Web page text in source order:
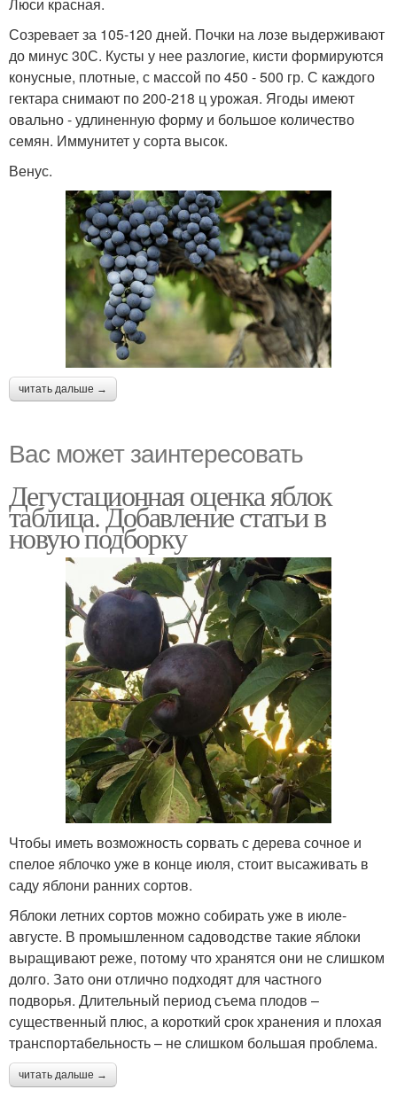
Созревает за 105-120 дней. Почки на лозе выдерживают
до минус 30С. Кусты у нее разлогие, кисти формируются
конусные, плотные, с массой по 450 - 500 гр. С каждого
гектара снимают по 200-218 ц урожая. Ягоды имеют
овально - удлиненную форму и большое количество
семян. Иммунитет у сорта высок.
Венус.
читать дальше →
Вас может заинтересовать
Дегустационная оценка яблок
таблица. Добавление статьи в
новую подборку
Чтобы иметь возможность сорвать с дерева сочное и
спелое яблочко уже в конце июля, стоит высаживать в
саду яблони ранних сортов.
Яблоки летних сортов можно собирать уже в июле-
августе. В промышленном садоводстве такие яблоки
выращивают реже, потому что хранятся они не слишком
долго. Зато они отлично подходят для частного
подворья. Длительный период съема плодов –
существенный плюс, а короткий срок хранения и плохая
транспортабельность – не слишком большая проблема.
читать дальше →